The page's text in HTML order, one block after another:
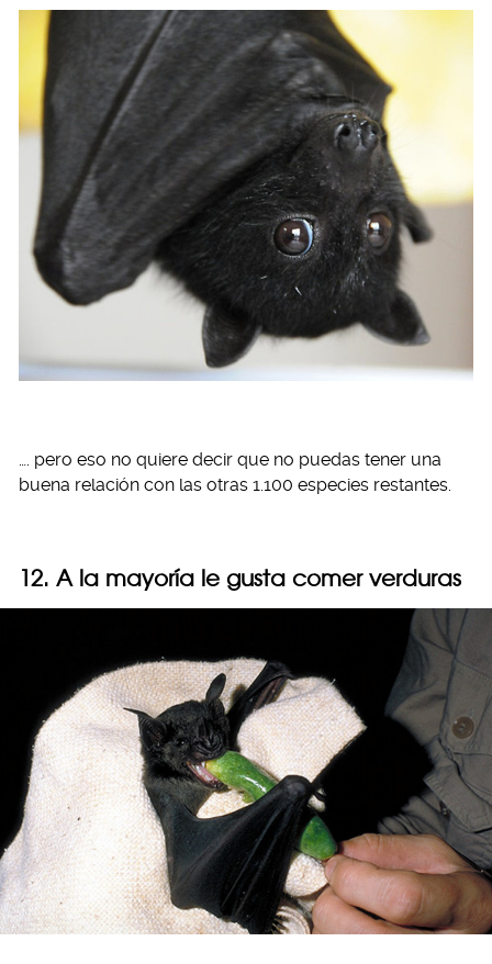
…. pero eso no quiere decir que no puedas tener una
buena relación con las otras 1.100 especies restantes.
12. A la mayoría le gusta comer verduras